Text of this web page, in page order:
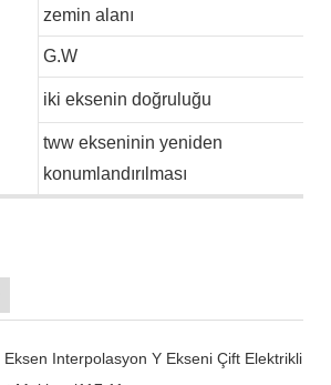
zemin alanı
G.W
iki eksenin doğruluğu
tww ekseninin yeniden
konumlandırılması